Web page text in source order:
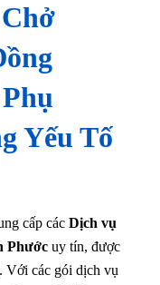
Yếu Tố
cấp các Dịch vụ
Phước uy tín, được
Với các gói dịch vụ